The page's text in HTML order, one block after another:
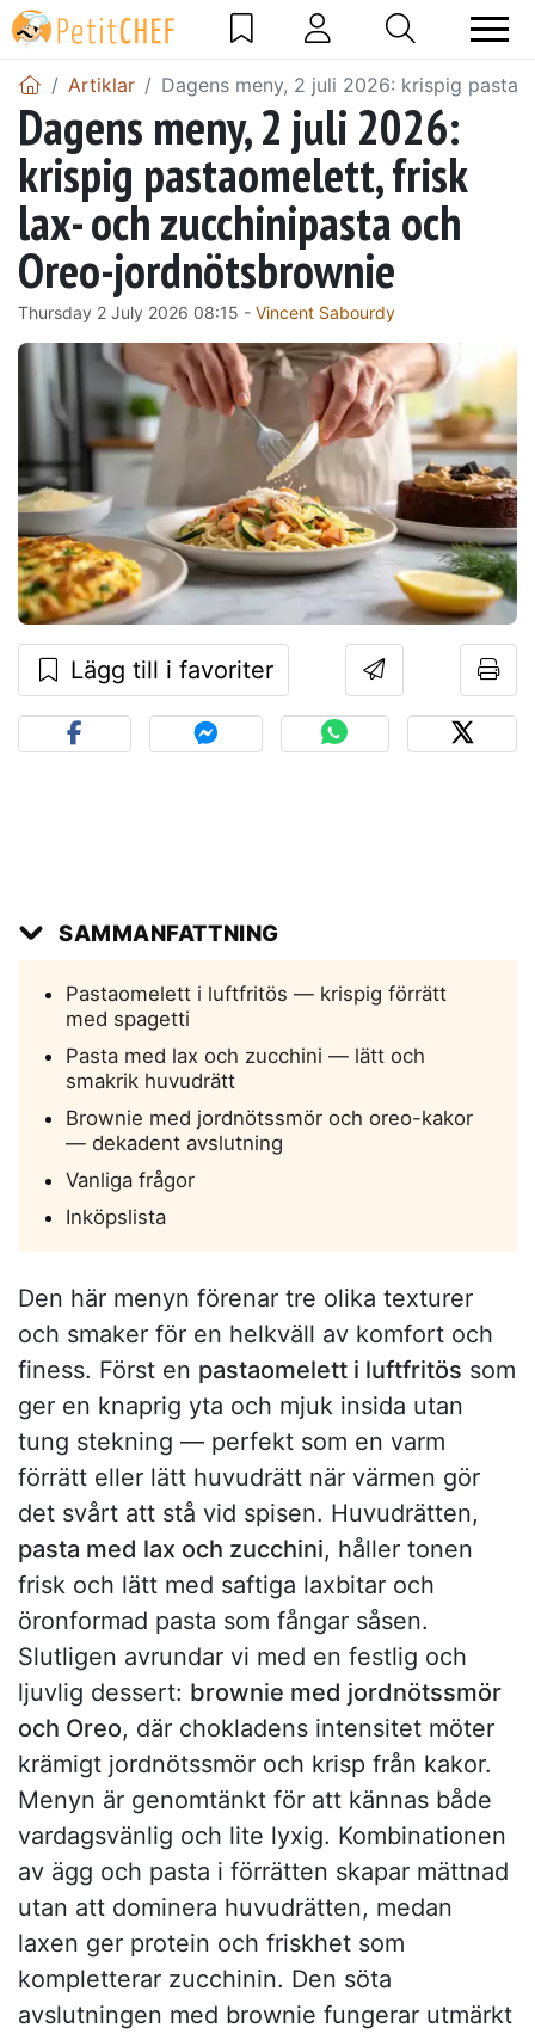
Artiklar Dagens meny, 2 juli 2026: krispig
Dagens meny, 2 juli 2026:
krispig pastaomelett, frisk
lax- och zucchinipasta och
Oreo-jordnötsbrownie
Thursday 2 July 2026 08:15 - Vincent Sabourdy
Lägg till i favoriter
SAMMANFATTNING
Pastaomelett i luftfritös — krispig förrätt
med spagetti
Pasta med lax och zucchini — lätt och
smakrik huvudrätt
Brownie med jordnötssmör och oreo-kakor
— dekadent avslutning
Vanliga frågor
Inköpslista
Den här menyn förenar tre olika texturer
och smaker för en helkväll av komfort och
finess. Först en pastaomelett i luftfritös som
ger en knaprig yta och mjuk insida utan
tung stekning — perfekt som en varm
förrätt eller lätt huvudrätt när värmen gör
det svårt att stå vid spisen. Huvudrätten,
pasta med lax och zucchini, håller tonen
frisk och lätt med saftiga laxbitar och
öronformad pasta som fångar såsen.
Slutligen avrundar vi med en festlig och
ljuvlig dessert: brownie med jordnötssmör
och Oreo, där chokladens intensitet möter
krämigt jordnötssmör och krisp från kakor.
Menyn är genomtänkt för att kännas både
vardagsvänlig och lite lyxig. Kombinationen
av ägg och pasta i förrätten skapar mättnad
utan att dominera huvudrätten, medan
laxen ger protein och friskhet som
kompletterar zucchinin. Den söta
avslutningen med brownie fungerar utmärkt